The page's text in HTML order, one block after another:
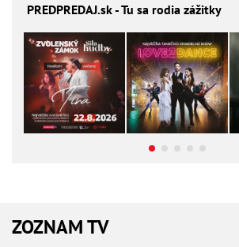
PREDPREDAJ.sk - Tu sa rodia zážitky
ZOZNAM TV